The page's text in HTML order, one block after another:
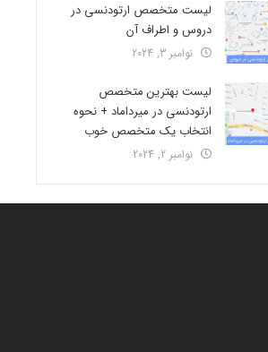
لیست متخصص ارتودنسی در
دروس و اطراف آن
نوامبر 3, 2024
لیست بهترین متخصص
ارتودنسی در میرداماد + نحوه
انتخاب یک متخصص خوب
نوامبر 2, 2024